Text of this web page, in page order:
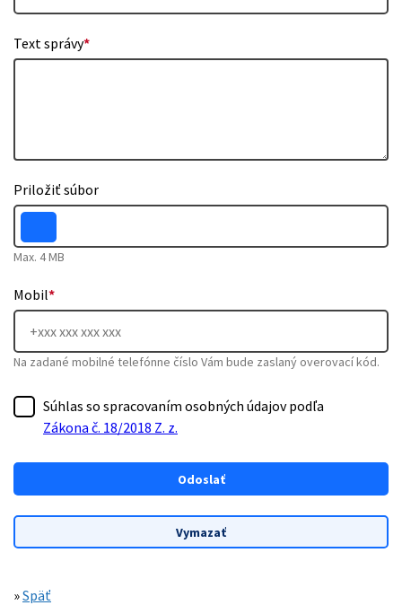
Text správy*
Priložiť súbor
Max. 4 MB
Mobil*
Na zadané mobilné telefónne číslo Vám bude zaslaný overovací kód.
Súhlas so spracovaním osobných údajov podľa
Zákona č. 18/2018 Z. z.
»Späť